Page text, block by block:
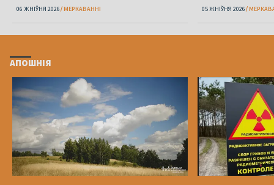
06 ЖНІЎНЯ 2026 МЕРКАВАННI 05 ЖНІЎНЯ 2026
АПОШНІЯ